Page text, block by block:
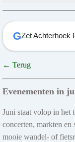
GZet Achterhoek
← Terug
Evenementen in
Juni staat volop in het
concerten, markten en
mooie wandel- of